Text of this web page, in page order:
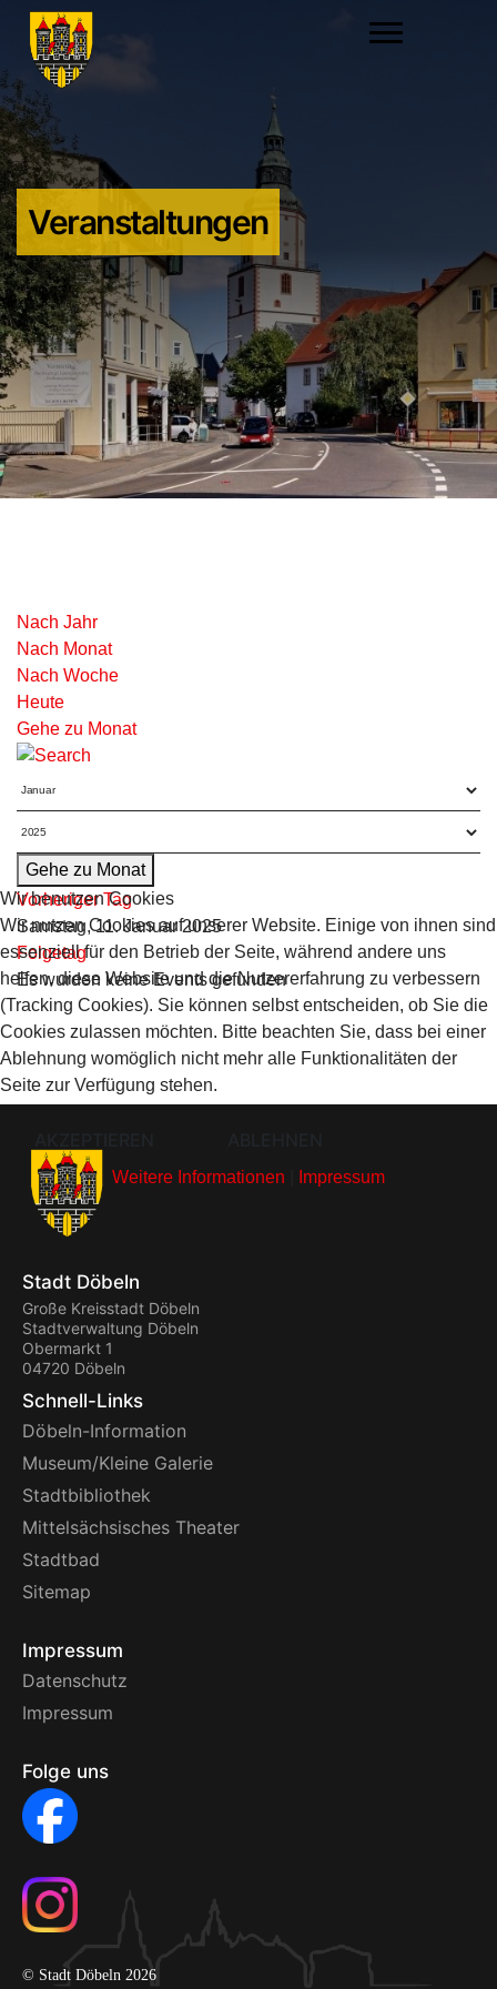
Veranstaltungen
Nach Jahr
Nach Monat
Nach Woche
Heute
Gehe zu Monat
Gehe zu Monat
Vorheriger Tag
Samstag, 11. Januar 2025
Folgetag
Es wurden keine Events gefunden
Stadt Döbeln
Große Kreisstadt Döbeln
Stadtverwaltung Döbeln
Obermarkt 1
04720 Döbeln
Schnell-Links
Döbeln-Information
Museum/Kleine Galerie
Stadtbibliothek
Mittelsächsisches Theater
Stadtbad
Sitemap
Impressum
Datenschutz
Impressum
Folge uns
© Stadt Döbeln 2026
Wir benutzen Cookies
Wir nutzen Cookies auf unserer Website. Einige von ihnen sind
essenziell für den Betrieb der Seite, während andere uns
helfen, diese Website und die Nutzererfahrung zu verbessern
(Tracking Cookies). Sie können selbst entscheiden, ob Sie die
Cookies zulassen möchten. Bitte beachten Sie, dass bei einer
Ablehnung womöglich nicht mehr alle Funktionalitäten der
Seite zur Verfügung stehen.
Weitere Informationen Impressum